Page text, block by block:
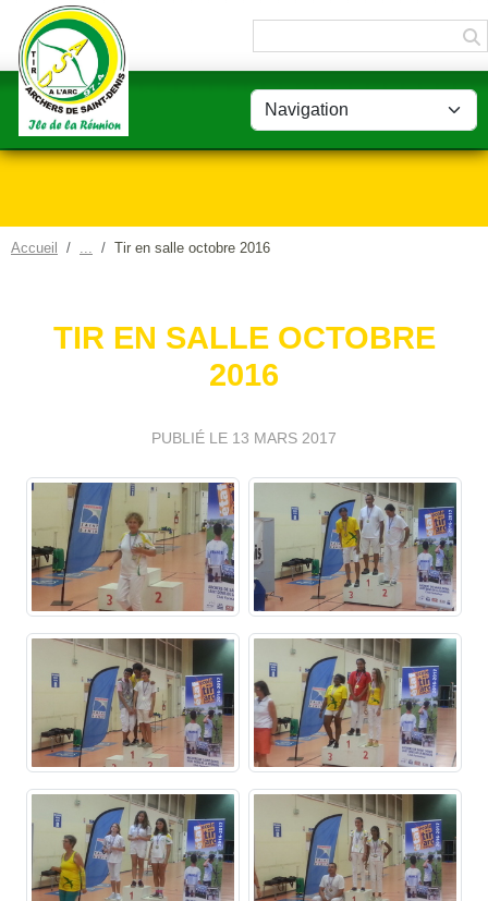
Accueil Tir en salle octobre 2016
TIR EN SALLE OCTOBRE
2016
PUBLIÉ LE 13 MARS 2017
Panneau de gestion des cookies